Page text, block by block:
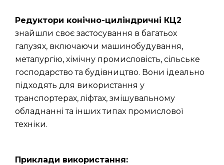
Редуктори конічно-циліндричні КЦ2
знайшли своє застосування в багатьох
галузях, включаючи машинобудування,
металургію, хімічну промисловість, сільське
господарство та будівництво. Вони ідеально
підходять для використання у
транспортерах, ліфтах, змішувальному
обладнанні та інших типах промислової
техніки.
Приклади використання: